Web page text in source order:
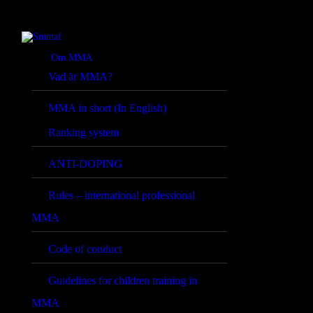
Om MMA
Vad är MMA?
MMA in short (In English)
Ranking system
ANTI-DOPING
Rules – international professional
MMA
Code of conduct
Guidelines for children training in
MMA